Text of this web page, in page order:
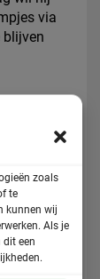
zoals
te
kunnen wij
Als je
een
via
blijven
de
geven.
wil.